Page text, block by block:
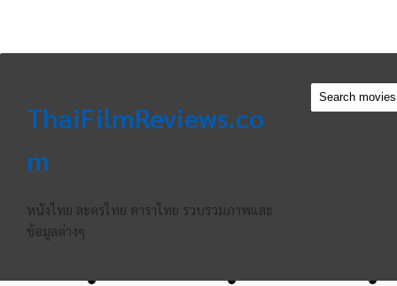
ThaiFilmReviews.co
m
หนังไทย ละครไทย ดาราไทย รวบรวมภาพและ
ข้อมูลต่างๆ